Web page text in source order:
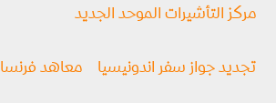
مركز التأشيرات الموحد الجديد
تجديد جواز سفر اندونيسيا معاهد فرنسا